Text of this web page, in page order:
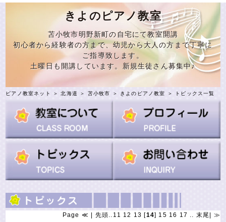
きよのピアノ教室
苫小牧市明野新町の自宅にて教室開講
初心者から経験者の方まで、幼児から大人の方まで丁寧に
ご指導致します。
土曜日も開講しています。新規生徒さん募集中♪
ピアノ教室ネット ＞北海道 ＞ 苫小牧市 ＞ きよのピアノ教室 ＞ トピックス一覧
Page ≪ | 先頭 11 12 13 [14] 15 16 17 末尾 | ≫